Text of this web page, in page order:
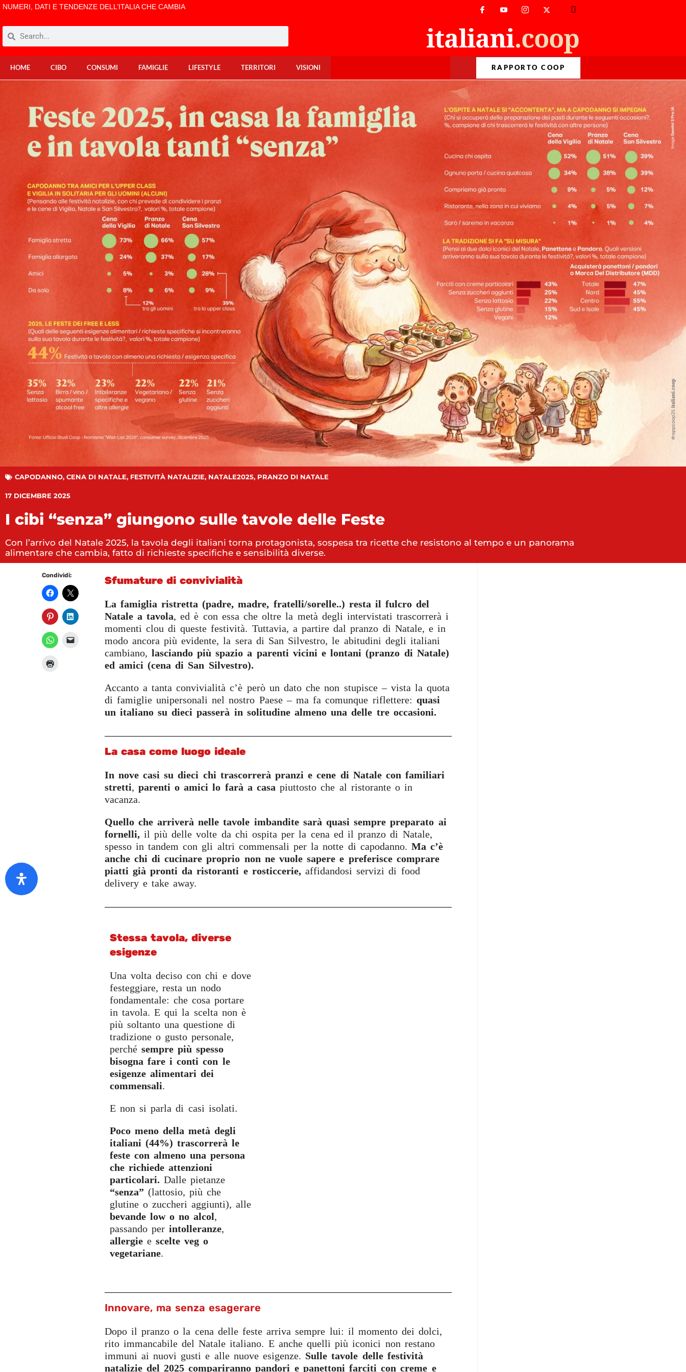
NUMERI, DATI E TENDENZE DELL’ITALIA CHE CAMBIA
HOME CIBO CONSUMI FAMIGLIE LIFESTYLE TERRITORI VISIONI RAPPORTO COOP
> Varie > I cibi “senza” giungono sulle tavole delle Feste
CAPODANNO, CENA DI NATALE, FESTIVITÀ NATALIZIE, NATALE2025, PRANZO DI NATALE
17 DICEMBRE 2025
I cibi “senza” giungono sulle tavole delle Feste
Con l’arrivo del Natale 2025, la tavola degli italiani torna protagonista, sospesa tra ricette che resistono al tempo e un panorama
alimentare che cambia, fatto di richieste specifiche e sensibilità diverse.
Condividi: Sfumature di convivialità
La famiglia ristretta (padre, madre, fratelli/sorelle..) resta il fulcro del
Natale a tavola, ed è con essa che oltre la metà degli intervistati trascorrerà i
momenti clou di queste festività. Tuttavia, a partire dal pranzo di Natale, e in
modo ancora più evidente, la sera di San Silvestro, le abitudini degli italiani
cambiano, lasciando più spazio a parenti vicini e lontani (pranzo di Natale)
ed amici (cena di San Silvestro).
Accanto a tanta convivialità c’è però un dato che non stupisce – vista la quota
di famiglie unipersonali nel nostro Paese – ma fa comunque riflettere: quasi
un italiano su dieci passerà in solitudine almeno una delle tre occasioni.
La casa come luogo ideale
In nove casi su dieci chi trascorrerà pranzi e cene di Natale con familiari
stretti, parenti o amici lo farà a casapiuttosto che al ristorante o in
vacanza.
Quello che arriverà nelle tavole imbandite sarà quasi sempre preparato ai
fornelli,il più delle volte da chi ospita per la cena ed il pranzo di Natale,
spesso in tandem con gli altri commensali per la notte di capodanno. Ma c’è
anche chi di cucinare proprio non ne vuole sapere e preferisce comprare
piatti già pronti da ristoranti e rosticcerie, affidandosi servizi di food
delivery e take away.
Stessa tavola, diverse
esigenze
Una volta deciso con chi e dove
festeggiare, resta un nodo
fondamentale: che cosa portare
in tavola. E qui la scelta non è
più soltanto una questione di
tradizione o gusto personale,
perché sempre più spesso
bisogna fare i conti con le
esigenze alimentari dei
commensali.
E non si parla di casi isolati.
Poco meno della metà degli
italiani (44%) trascorrerà le
feste con almeno una persona
che richiede attenzioni
particolari. Dalle pietanze
“senza” (lattosio, più che
glutine o zuccheri aggiunti), alle
bevande low o no alcol,
passando per intolleranze,
allergiee scelte veg o
vegetariane.
Innovare, ma senza esagerare
Dopo il pranzo o la cena delle feste arriva sempre lui: il momento dei dolci,
rito immancabile del Natale italiano. E anche quelli più iconici non restano
immuni ai nuovi gusti e alle nuove esigenze. Sulle tavole delle festività
natalizie del 2025 compariranno pandori e panettoni farciti con creme e